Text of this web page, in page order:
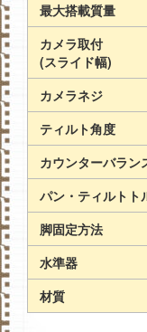
最大搭載質量
カメラ取付
(スライド幅)
カメラネジ
ティルト角度
カウンターバラン
パン・ティルトト
脚固定方法
水準器
材質